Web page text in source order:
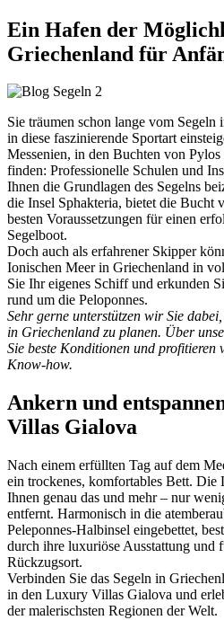
Ein Hafen der
Griechenland für
Sie träumen schon lange vom
in diese faszinierende Sportart
Messenien, in den Buchten von
finden: Professionelle Schulen und
Ihnen die Grundlagen des Segelns
die Insel Sphakteria, bietet die Bucht
besten Voraussetzungen für einen
Segelboot.
Doch auch als erfahrener Skipper
Ionischen Meer in Griechenland in
Sie Ihr eigenes Schiff und erkunden
rund um die Peloponnes.
Sehr gerne unterstützen wir Sie
in Griechenland zu planen. Über
Sie beste Konditionen und profitieren
Know-how.
Ankern und
Villas Gialova
Nach einem erfüllten Tag auf dem
ein trockenes, komfortables Bett.
Ihnen genau das und mehr – nur
entfernt. Harmonisch in die
Peleponnes-Halbinsel eingebettet,
durch ihre luxuriöse Ausstattung und
Rückzugsort.
Verbinden Sie das Segeln in
in den Luxury Villas Gialova und
der malerischsten Regionen der Welt.